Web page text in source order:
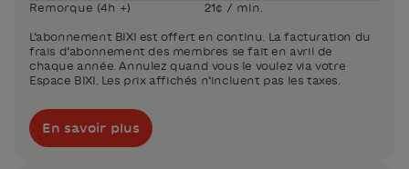
Remorque (4h +)
21¢ / min.
En savoir plus
L’abonnement BIXI est offert en continu. La facturation du
frais d’abonnement des membres se fait en avril de
chaque année. Annulez quand vous le voulez via votre
Espace BIXI. Les prix affichés n’incluent pas les taxes.